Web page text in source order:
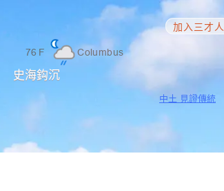
76 F Columbus
史海鈎沉
加入三才人
中土 見證傳統